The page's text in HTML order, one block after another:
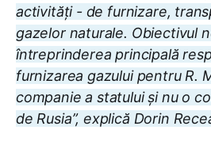
activități - de furnizare,
gazelor naturale. Obiectivul
întreprinderea principală
furnizarea gazului pentru R.
companie a statului și nu o
de Rusia”, explică Dorin